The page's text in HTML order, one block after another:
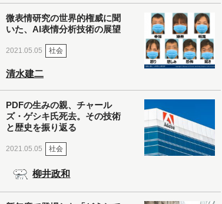
微表情研究の世界的権威に聞
いた、AI表情分析技術の展望
2021.05.05 社会
清水建二
PDFの生みの親、チャール
ズ・ゲシキ氏死去。その技術
と歴史を振り返る
2021.05.05 社会
柳井政和